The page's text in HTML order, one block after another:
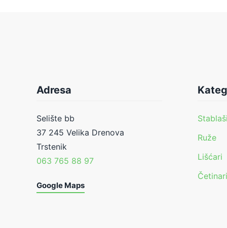
Adresa
Selište bb
37 245 Velika Drenova
Trstenik
063 765 88 97
Google Maps
Ruže
Lišćari
Četinari